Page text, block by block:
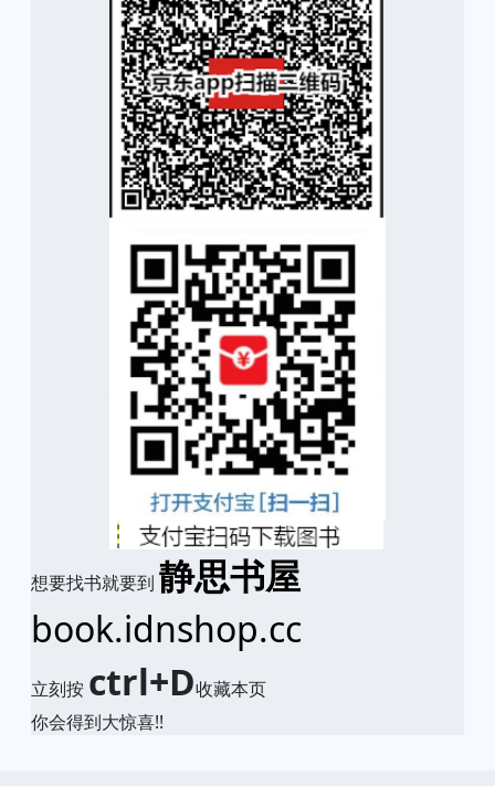
想要找书就要到 静思书屋
book.idnshop.cc
立刻按 ctrl+D收藏本页
你会得到大惊喜!!